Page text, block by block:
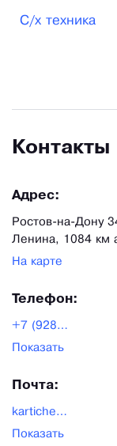
С/х техника
Контакты
Адрес:
Ростов-на-Дону
Ленина, 1084 км
На карте
Телефон:
+7 (928)170-99-45|+7
Показать
Почта:
kartichevs@mail.ru
Показать